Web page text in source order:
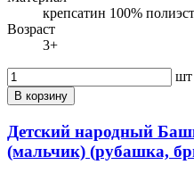
крепсатин 100%
Возраст
3+
шт
В корзину
Детский народный
(мальчик) (рубашка,